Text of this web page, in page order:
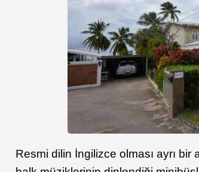
Resmi dilin İngilizce olması ayrı